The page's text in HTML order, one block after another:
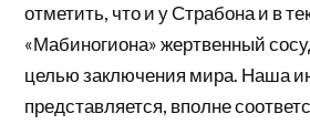
отметить, что и у Страбона и в
«Мабиногиона» жертвенный
целью заключения мира. Наша
представляется, вполне